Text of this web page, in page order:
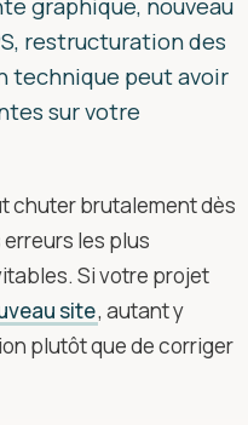
graphique, nouveau
restructuration des
technique peut avoir
sur votre
chuter brutalement dès
erreurs les plus
Si votre projet
site, autant y
plutôt que de corriger